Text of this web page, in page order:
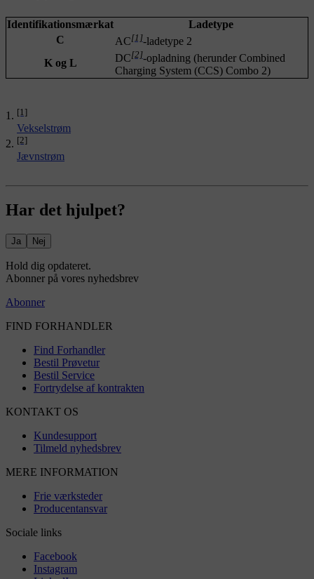
Identifikationsmærkat
Ladetype
C
AC[1]-ladetype 2
K og L
DC[2]-opladning (herunder Combined
Charging System (CCS) Combo 2)
[1]
Vekselstrøm
[2]
Jævnstrøm
Har det hjulpet?
Ja Nej